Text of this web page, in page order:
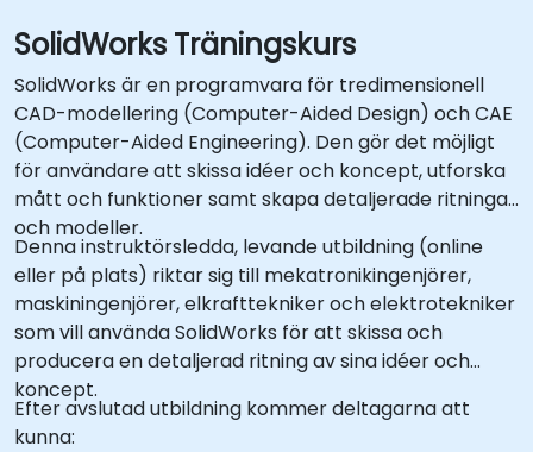
SolidWorks Träningskurs
SolidWorks är en programvara för tredimensionell
CAD-modellering (Computer-Aided Design) och CAE
(Computer-Aided Engineering). Den gör det möjligt
för användare att skissa idéer och koncept, utforska
mått och funktioner samt skapa detaljerade ritningar
och modeller.
Denna instruktörsledda, levande utbildning (online
eller på plats) riktar sig till mekatronikingenjörer,
maskiningenjörer, elkrafttekniker och elektrotekniker
som vill använda SolidWorks för att skissa och
producera en detaljerad ritning av sina idéer och
koncept.
Efter avslutad utbildning kommer deltagarna att
kunna: